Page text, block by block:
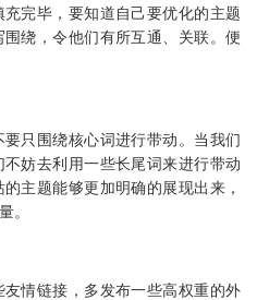
完毕，要知道自己要优化的主题
绕，令他们有所互通、关联。便
只围绕核心词进行带动。当我们
妨去利用一些长尾词来进行带动
主题能够更加明确的展现出来，
。
情链接，多发布一些高权重的外